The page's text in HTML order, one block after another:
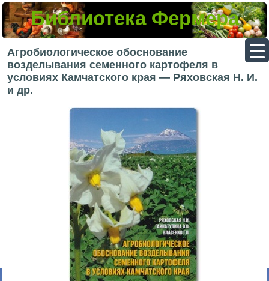
Библиотека Фермера
Агробиологическое обоснование
возделывания семенного картофеля в
условиях Камчатского края — Ряховская Н. И.
и др.
▼